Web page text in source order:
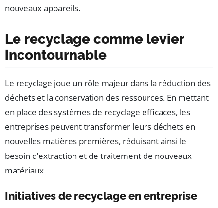
nouveaux appareils.
Le recyclage comme levier
incontournable
Le recyclage joue un rôle majeur dans la réduction des
déchets et la conservation des ressources. En mettant
en place des systèmes de recyclage efficaces, les
entreprises peuvent transformer leurs déchets en
nouvelles matières premières, réduisant ainsi le
besoin d’extraction et de traitement de nouveaux
matériaux.
Initiatives de recyclage en entreprise